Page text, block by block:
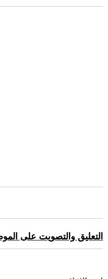
التعليق والتصويت على